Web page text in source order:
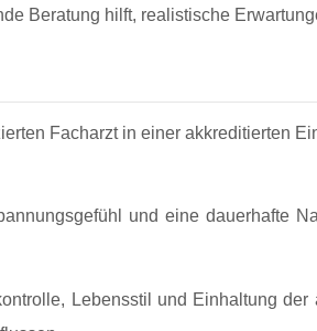
Beratung hilft, realistische
Facharzt in einer akkreditierten
und eine dauerhafte
Lebensstil und Einhaltung